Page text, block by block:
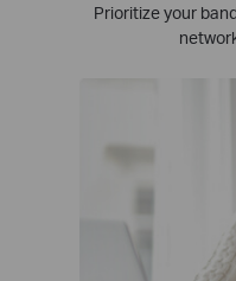
Prioritize your